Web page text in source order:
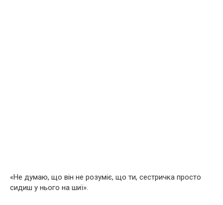
«Не думаю, що він не розуміє, що ти, сестричка просто
сидиш у нього на шиї».